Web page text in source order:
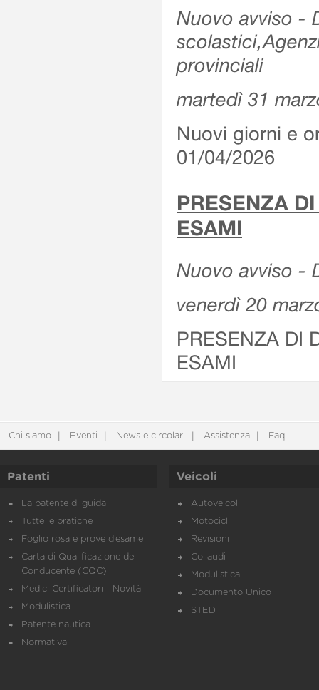
Nuovo avviso -
provinciali
martedì 31
Nuovi giorni e
01/04/2026
PRESENZA
ESAMI
Nuovo avviso -
venerdì 20
PRESENZA DI
ESAMI
Chi siamo Eventi News e circolari Assistenza Faq
Patenti
La patente di guida
Tutte le pratiche
Foglio rosa e prove d’esame
Carta di Qualificazione del
Conducente (CQC)
Medici Certificatori - Novità
Modulistica
Patente nautica
Normativa
Veicoli
Autoveicoli
Motocicli
Revisioni
Collaudi
Modulistica
Documento Unico
STED